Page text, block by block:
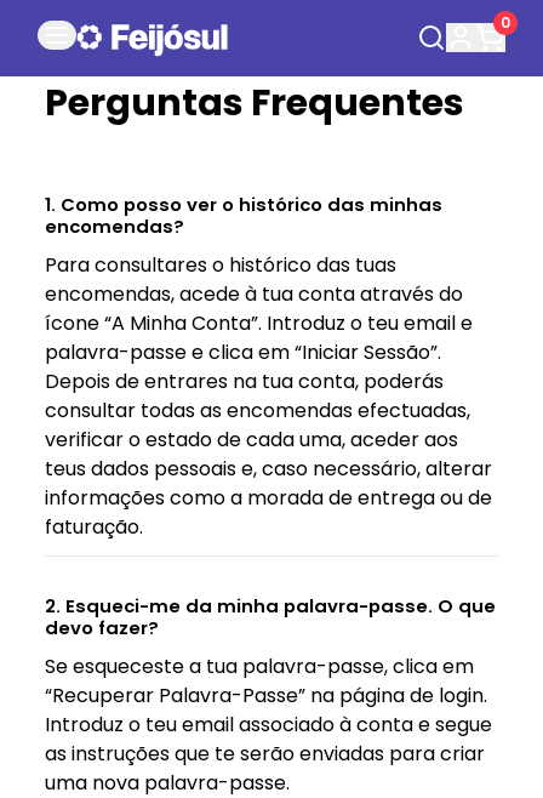
0
Perguntas Frequentes
1. Como posso ver o histórico das minhas
encomendas?
Para consultares o histórico das tuas
encomendas, acede à tua conta através do
ícone “A Minha Conta”. Introduz o teu email e
palavra-passe e clica em “Iniciar Sessão”.
Depois de entrares na tua conta, poderás
consultar todas as encomendas efectuadas,
verificar o estado de cada uma, aceder aos
teus dados pessoais e, caso necessário, alterar
informações como a morada de entrega ou de
faturação.
2. Esqueci-me da minha palavra-passe. O que
devo fazer?
Se esqueceste a tua palavra-passe, clica em
“Recuperar Palavra-Passe” na página de login.
Introduz o teu email associado à conta e segue
as instruções que te serão enviadas para criar
uma nova palavra-passe.